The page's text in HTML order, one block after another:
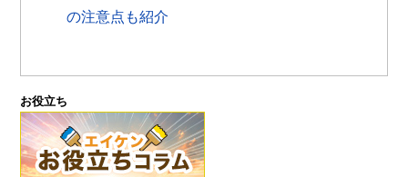
の注意点も紹介
お役立ち